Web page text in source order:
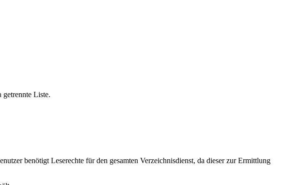
getrennte Liste.
benötigt Leserechte für den gesamten Verzeichnisdienst, da dieser zur Ermittlung